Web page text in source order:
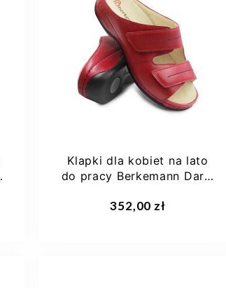
Klapki dla kobiet na lato
do pracy Berkemann Daria
352,00 zł